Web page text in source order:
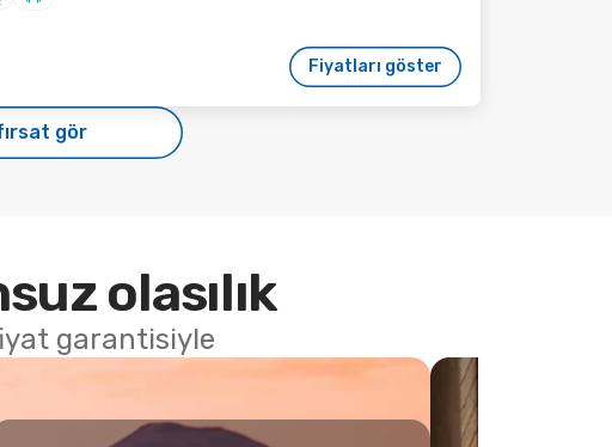
Fiyatları göster
gör
olasılık
garantisiyle